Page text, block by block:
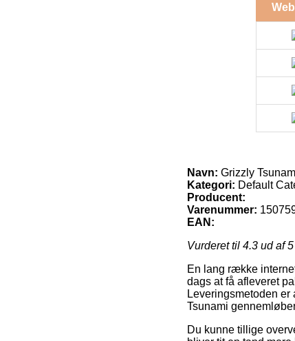
Navn: Grizzly
Kategori: Default
Producent:
Varenummer:
EAN:
Vurderet til 4.3 ud af
En lang række
dags at få afleveret
Leveringsmetoden
Tsunami
Du kunne tillige